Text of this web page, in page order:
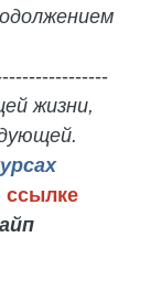
жизни,
ссылке